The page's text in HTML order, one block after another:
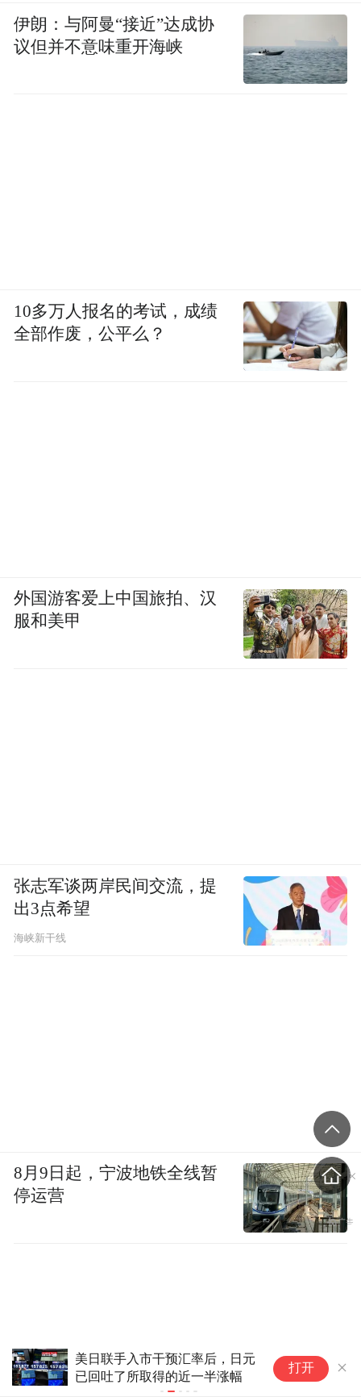
美日联手入市干预汇率后，日元
已回吐了所取得的近一半涨幅
特朗普再度
美联储独立
打开
伊朗：与阿曼“接近”达成协
议但并不意味重开海峡
10多万人报名的考试，成绩
全部作废，公平么？
外国游客爱上中国旅拍、汉
服和美甲
张志军谈两岸民间交流，提
出3点希望
海峡新干线
8月9日起，宁波地铁全线暂
停运营